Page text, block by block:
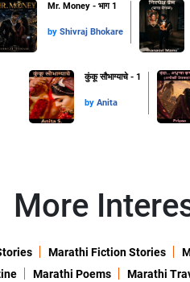
Mr. Money - भाग 1
by Shivraj Bhokare
कुंकू सौभाग्याचे - 1
by Anita
More
Marathi Fiction Stories
Marathi Poems Marathi